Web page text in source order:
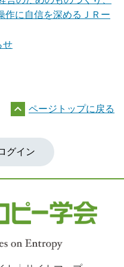
に自信を深めるＪＲー
せ
 ページトップに戻る
グイン